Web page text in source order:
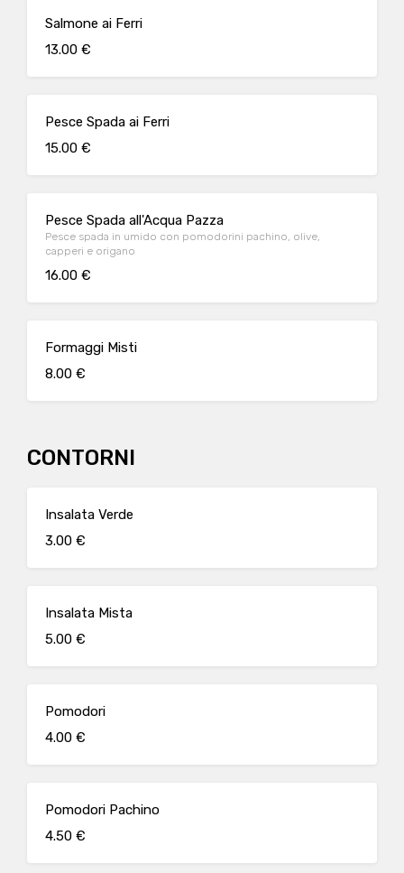
Salmone ai Ferri
13.00 €
Pesce Spada ai Ferri
15.00 €
Pesce Spada all'Acqua Pazza
Pesce spada in umido con pomodorini pachino, olive,
capperi e origano
16.00 €
Formaggi Misti
8.00 €
CONTORNI
Insalata Verde
3.00 €
Insalata Mista
5.00 €
Pomodori
4.00 €
Pomodori Pachino
4.50 €